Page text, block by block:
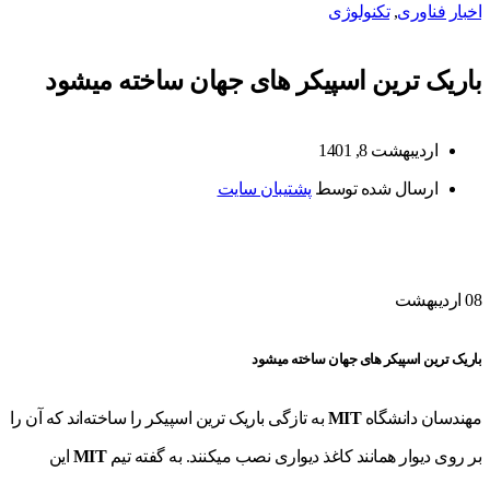
اخبار فناوری,تکنولوژی
باریک ترین اسپیکر های جهان ساخته میشود
اردیبهشت 8, 1401
ارسال شده توسط پشتیبان سایت
08 اردیبهشت
باریک ترین اسپیکر های جهان ساخته میشود
مهندسان دانشگاهMIT به تازگی باریک ترین اسپیکر را ساخته‌اند که آن را
بر روی دیوار همانند کاغذ دیواری نصب میکنند. به گفته تیمMIT این